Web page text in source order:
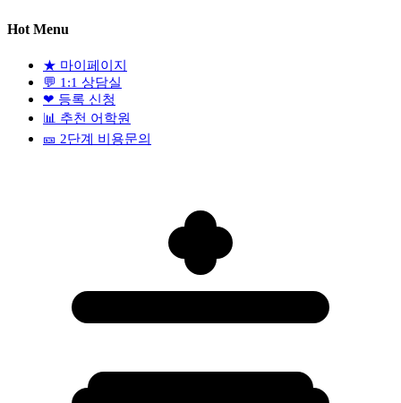
Hot Menu
★ 마이페이지
💬 1:1 상담실
❤ 등록 신청
📊 추천 어학원
🎫 2단계 비용문의